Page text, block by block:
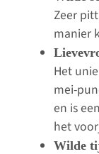
Zeer
manier
Het
mei-
en is
het
Wilde